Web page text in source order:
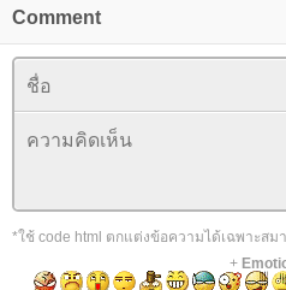
Comment
*ใช้ code html ตกแต่งข้อความได้เฉพาะสม
+